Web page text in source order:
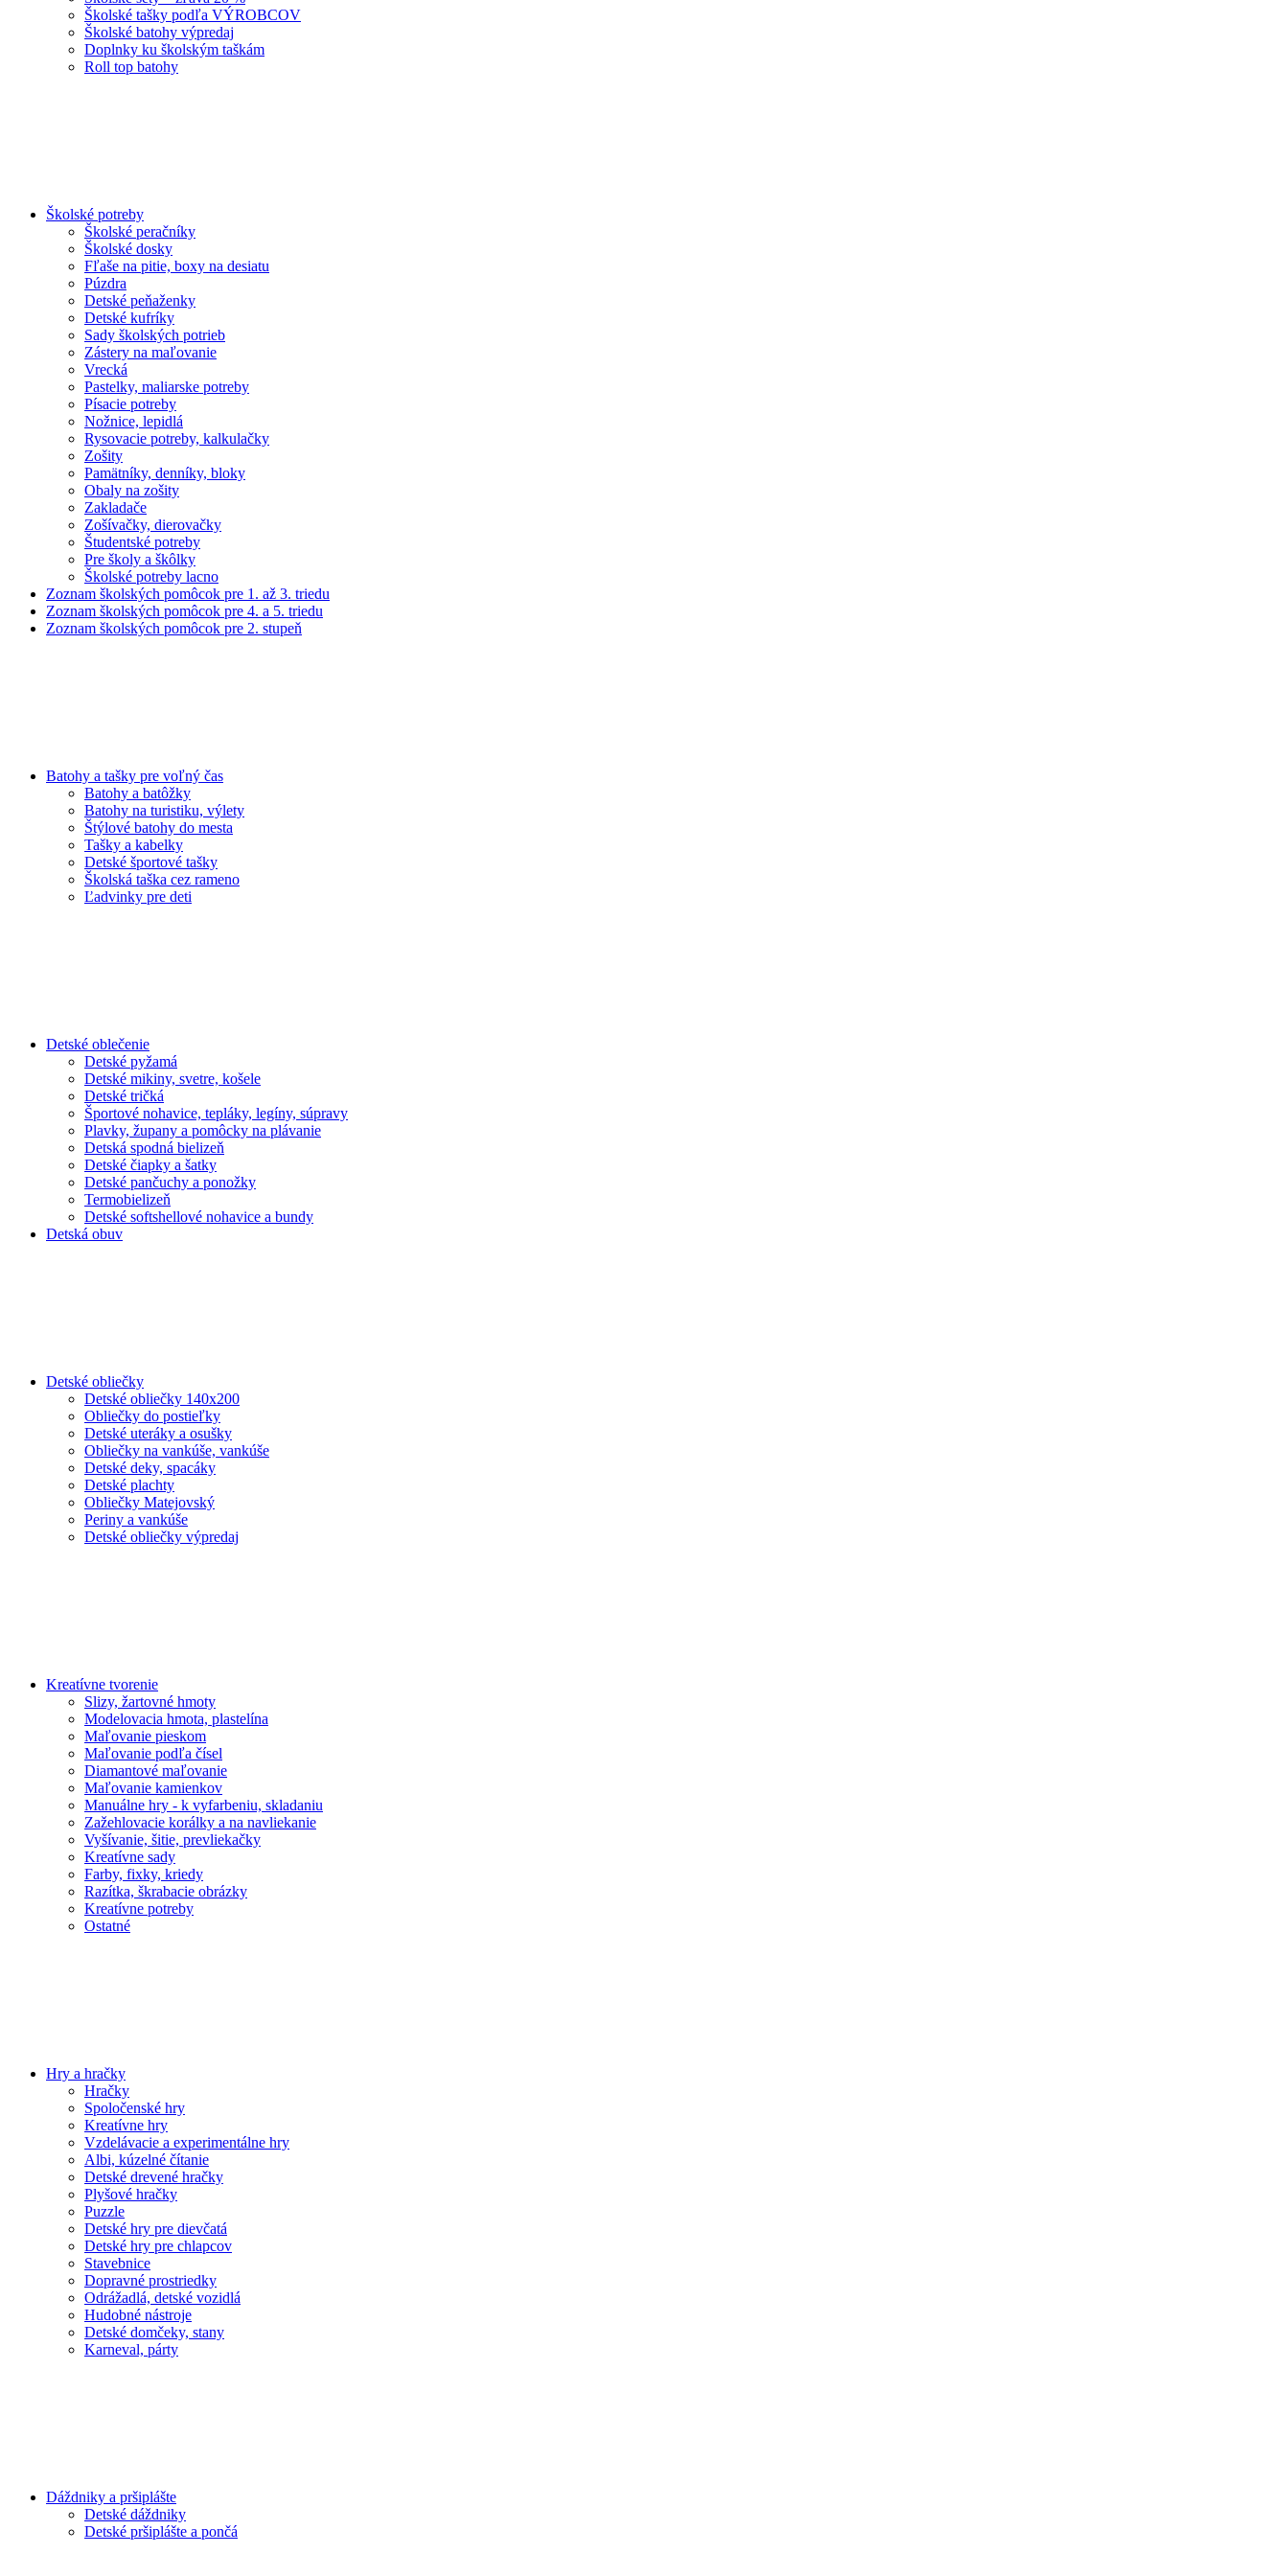
Školské tašky podľa VÝROBCOV
Školské batohy výpredaj
Doplnky ku školským taškám
Roll top batohy
Školské potreby
Školské peračníky
Školské dosky
Fľaše na pitie, boxy na desiatu
Púzdra
Detské peňaženky
Detské kufríky
Sady školských potrieb
Zástery na maľovanie
Vrecká
Pastelky, maliarske potreby
Písacie potreby
Nožnice, lepidlá
Rysovacie potreby, kalkulačky
Zošity
Pamätníky, denníky, bloky
Obaly na zošity
Zakladače
Zošívačky, dierovačky
Študentské potreby
Pre školy a škôlky
Školské potreby lacno
Zoznam školských pomôcok pre 1. až 3. triedu
Zoznam školských pomôcok pre 4. a 5. triedu
Zoznam školských pomôcok pre 2. stupeň
Batohy a tašky pre voľný čas
Batohy a batôžky
Batohy na turistiku, výlety
Štýlové batohy do mesta
Tašky a kabelky
Detské športové tašky
Školská taška cez rameno
Ľadvinky pre deti
Detské oblečenie
Detské pyžamá
Detské mikiny, svetre, košele
Detské tričká
Športové nohavice, tepláky, legíny, súpravy
Plavky, župany a pomôcky na plávanie
Detská spodná bielizeň
Detské čiapky a šatky
Detské pančuchy a ponožky
Termobielizeň
Detské softshellové nohavice a bundy
Detská obuv
Detské obliečky
Detské obliečky 140x200
Obliečky do postieľky
Detské uteráky a osušky
Obliečky na vankúše, vankúše
Detské deky, spacáky
Detské plachty
Obliečky Matejovský
Periny a vankúše
Detské obliečky výpredaj
Kreatívne tvorenie
Slizy, žartovné hmoty
Modelovacia hmota, plastelína
Maľovanie pieskom
Maľovanie podľa čísel
Diamantové maľovanie
Maľovanie kamienkov
Manuálne hry - k vyfarbeniu, skladaniu
Zažehlovacie korálky a na navliekanie
Vyšívanie, šitie, prevliekačky
Kreatívne sady
Farby, fixky, kriedy
Razítka, škrabacie obrázky
Kreatívne potreby
Ostatné
Hry a hračky
Hračky
Spoločenské hry
Kreatívne hry
Vzdelávacie a experimentálne hry
Albi, kúzelné čítanie
Detské drevené hračky
Plyšové hračky
Puzzle
Detské hry pre dievčatá
Detské hry pre chlapcov
Stavebnice
Dopravné prostriedky
Odrážadlá, detské vozidlá
Hudobné nástroje
Detské domčeky, stany
Karneval, párty
Dáždniky a pršiplášte
Detské dáždniky
Detské pršiplášte a pončá